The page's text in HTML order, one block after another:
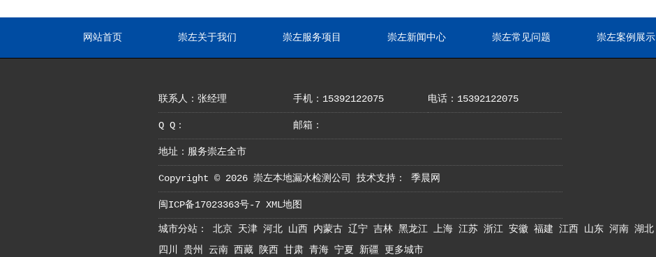
网站首页 崇左关于我们 崇左服务项目 崇左新闻中心 崇左常见问题 崇左案例展示
联系人：张经理 手机：15392122075 电话：15392122075
Q Q： 邮箱：
地址：服务崇左全市
Copyright © 2026 崇左本地漏水检测公司 技术支持： 季晨网
闽ICP备17023363号-7 XML地图
城市分站： 北京 天津 河北 山西 内蒙古 辽宁 吉林 黑龙江 上海 江苏 浙江 安徽 福建 江西 山东 河南 湖北
四川
贵州 云南 西藏 陕西 甘肃 青海 宁夏 新疆 更多城市